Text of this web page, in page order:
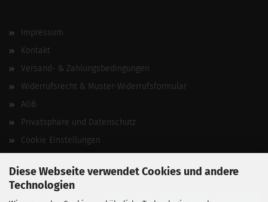
Diese Webseite verwendet Cookies und andere
Technologien
Impressum
Kontakt
Versand- & Zahlungsbedingungen
Widerrufsrecht & Muster-Widerrufsformular
AGB
Privatsphäre und Datenschutz
Cookie Einstellungen
Vertrag widerrufen